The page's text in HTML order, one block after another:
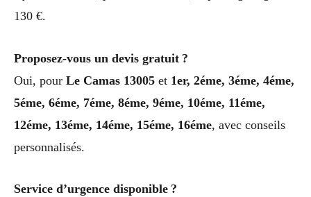
130 €.
Proposez-vous un devis gratuit ?
Oui, pour Le Camas 13005 et 1er, 2éme, 3éme, 4éme,
5éme, 6éme, 7éme, 8éme, 9éme, 10éme, 11éme,
12éme, 13éme, 14éme, 15éme, 16éme, avec conseils
personnalisés.
Service d’urgence disponible ?